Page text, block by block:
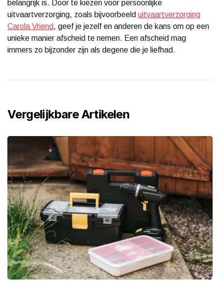
belangrijk is. Door te kiezen voor persoonlijke
uitvaartverzorging, zoals bijvoorbeeld uitvaartverzorging
Carola Vriend, geef je jezelf en anderen de kans om op een
unieke manier afscheid te nemen. Een afscheid mag
immers zo bijzonder zijn als degene die je liefhad.
Vergelijkbare Artikelen